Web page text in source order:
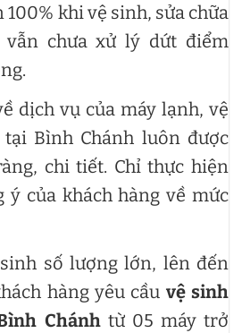
khi vệ sinh, sửa chữa
chưa xử lý dứt điểm
dịch vụ của máy lạnh, vệ
Bình Chánh luôn được
chi tiết. Chỉ thực hiện
ý của khách hàng về mức
số lượng lớn, lên đến
hàng yêu cầu vệ sinh
Chánhtừ 05 máy trở